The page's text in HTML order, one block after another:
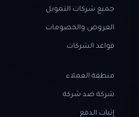
جميع شركات التمويل
العروض والخصومات
قواعد الشركات
منطقة العملاء
شركة ضد شركة
إثبات الدفع